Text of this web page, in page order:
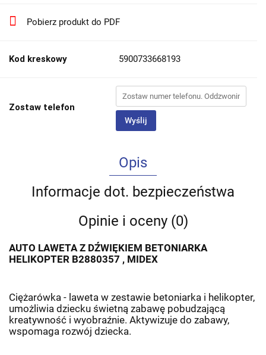
Pobierz produkt do PDF
Kod kreskowy 5900733668193
Zostaw telefon
Wyślij
Opis
Informacje dot. bezpieczeństwa
Opinie i oceny (0)
AUTO LAWETA Z DŹWIĘKIEM BETONIARKA
HELIKOPTER B2880357 , MIDEX
Ciężarówka - laweta w zestawie betoniarka i helikopter,
umożliwia dziecku świetną zabawę pobudzającą
kreatywność i wyobraźnie. Aktywizuje do zabawy,
wspomaga rozwój dziecka.